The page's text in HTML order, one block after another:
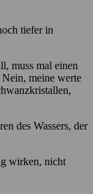
tiefer in
muss mal einen
meine werte
des Wassers, der
wirken, nicht